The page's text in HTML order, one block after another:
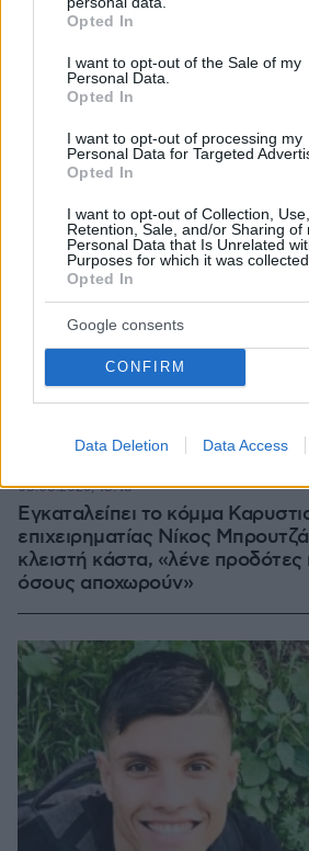
grant or deny consent to Google and
use your data for below specified
consent section.
Opted In
I want to opt-out of the Sale of my
Personal Data.
Opted In
I want to opt-out of processing my
Personal Data for Targeted
Opted In
I want to opt-out of Collection, Use,
Retention, Sale, and/or Sharing of
Personal Data that Is Unrelated
Purposes for which it was collected.
Opted In
Google consents
CONFIRM
Data Deletion Data Access
Εγκαταλείπει το κόμμα
επιχειρηματίας Νίκος
κλειστή κάστα, «λένε
όσους αποχωρούν»
08.08.2026, 18:48